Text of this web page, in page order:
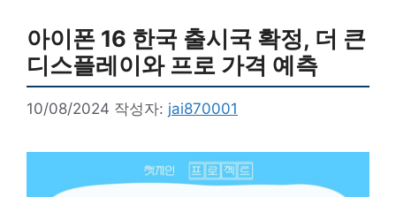
아이폰 16 한국 출시국 확정, 더 큰
디스플레이와 프로 가격 예측
10/08/2024 작성자: jai870001